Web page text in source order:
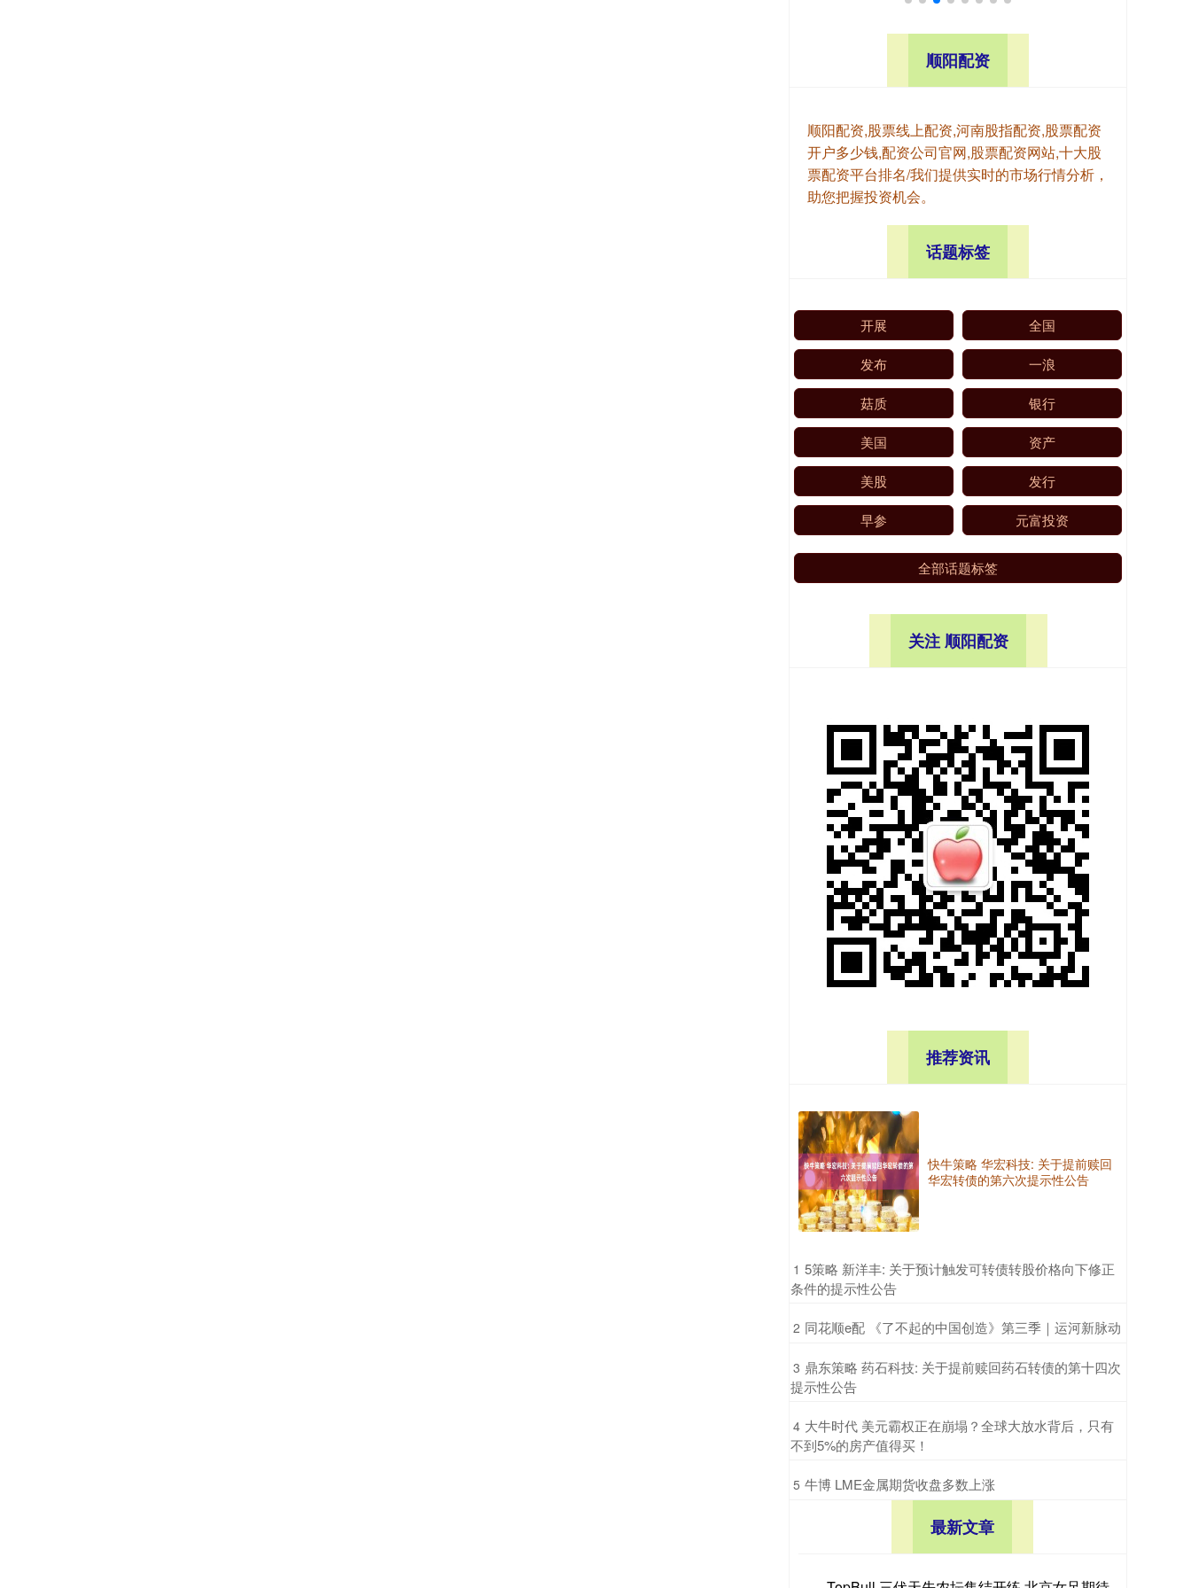
顺阳配资
顺阳配资,股票线上配资,河南股指配资,股票配资
开户多少钱,配资公司官网,股票配资网站,十大股
票配资平台排名/我们提供实时的市场行情分析，
助您把握投资机会。
话题标签
开展 全国
发布 一浪
菇质 银行
美国 资产
美股 发行
早参 元富投资
全部话题标签
关注 顺阳配资
推荐资讯
快牛策略 华宏科技: 关于提前赎回
华宏转债的第六次提示性公告
1 ​5策略 新洋丰: 关于预计触发可转债转股价格向下修正
条件的提示性公告
2 ​同花顺e配 《了不起的中国创造》第三季｜运河新脉动
3 ​鼎东策略 药石科技: 关于提前赎回药石转债的第十四次
提示性公告
4 ​大牛时代 美元霸权正在崩塌？全球大放水背后，只有
不到5%的房产值得买！
5 ​牛博 LME金属期货收盘多数上涨
最新文章